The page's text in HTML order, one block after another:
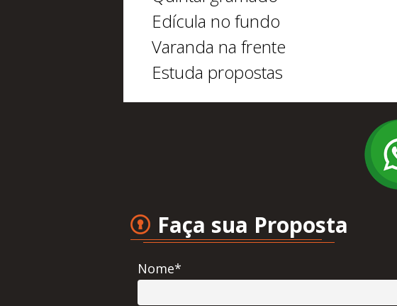
Edícula no fundo
Varanda na frente
Estuda propostas
Faça sua Proposta
Nome*